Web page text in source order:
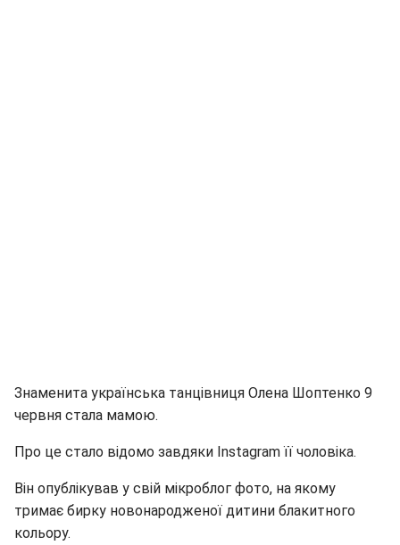
Знаменита українська танцівниця Олена Шоптенко 9
червня стала мамою.
Про це стало відомо завдяки Instаgram її чоловіка.
Він опублікував у свій мікроблог фото, на якому
тримає бирку новонародженої дитини блакитного
кольору.